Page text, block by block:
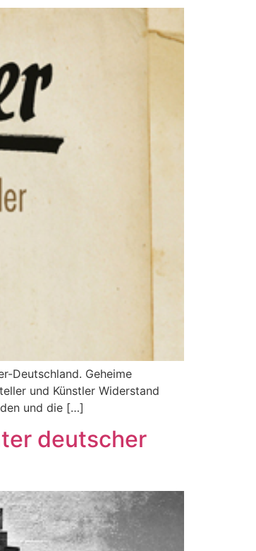
Deutschland. Geheime
und Künstler Widerstand
und die […]
deutscher